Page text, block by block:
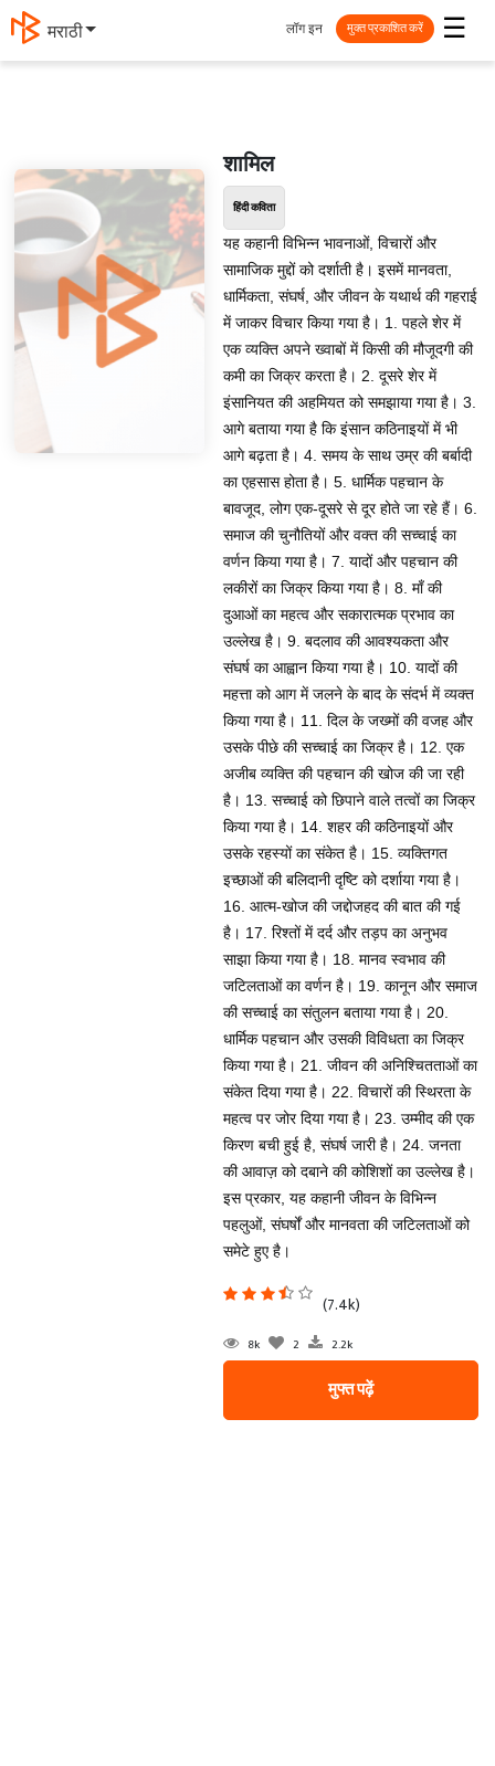
मराठी ☰
लॉग इन मुक्त प्रकाशित करें
शामिल
हिंदी कविता
यह कहानी विभिन्न भावनाओं, विचारों और
सामाजिक मुद्दों को दर्शाती है। इसमें मानवता,
धार्मिकता, संघर्ष, और जीवन के यथार्थ की गहराई
में जाकर विचार किया गया है। 1. पहले शेर में
एक व्यक्ति अपने ख्वाबों में किसी की मौजूदगी की
कमी का जिक्र करता है। 2. दूसरे शेर में
इंसानियत की अहमियत को समझाया गया है। 3.
आगे बताया गया है कि इंसान कठिनाइयों में भी
आगे बढ़ता है। 4. समय के साथ उम्र की बर्बादी
का एहसास होता है। 5. धार्मिक पहचान के
बावजूद, लोग एक-दूसरे से दूर होते जा रहे हैं। 6.
समाज की चुनौतियों और वक्त की सच्चाई का
वर्णन किया गया है। 7. यादों और पहचान की
लकीरों का जिक्र किया गया है। 8. माँ की
दुआओं का महत्व और सकारात्मक प्रभाव का
उल्लेख है। 9. बदलाव की आवश्यकता और
संघर्ष का आह्वान किया गया है। 10. यादों की
महत्ता को आग में जलने के बाद के संदर्भ में व्यक्त
किया गया है। 11. दिल के जख्मों की वजह और
उसके पीछे की सच्चाई का जिक्र है। 12. एक
अजीब व्यक्ति की पहचान की खोज की जा रही
है। 13. सच्चाई को छिपाने वाले तत्वों का जिक्र
किया गया है। 14. शहर की कठिनाइयों और
उसके रहस्यों का संकेत है। 15. व्यक्तिगत
इच्छाओं की बलिदानी दृष्टि को दर्शाया गया है।
16. आत्म-खोज की जद्दोजहद की बात की गई
है। 17. रिश्तों में दर्द और तड़प का अनुभव
साझा किया गया है। 18. मानव स्वभाव की
जटिलताओं का वर्णन है। 19. कानून और समाज
की सच्चाई का संतुलन बताया गया है। 20.
धार्मिक पहचान और उसकी विविधता का जिक्र
किया गया है। 21. जीवन की अनिश्चितताओं का
संकेत दिया गया है। 22. विचारों की स्थिरता के
महत्व पर जोर दिया गया है। 23. उम्मीद की एक
किरण बची हुई है, संघर्ष जारी है। 24. जनता
की आवाज़ को दबाने की कोशिशों का उल्लेख है।
इस प्रकार, यह कहानी जीवन के विभिन्न
पहलुओं, संघर्षों और मानवता की जटिलताओं को
समेटे हुए है।
(7.4k)
8k 2 2.2k
मुफ्त पढ़ें